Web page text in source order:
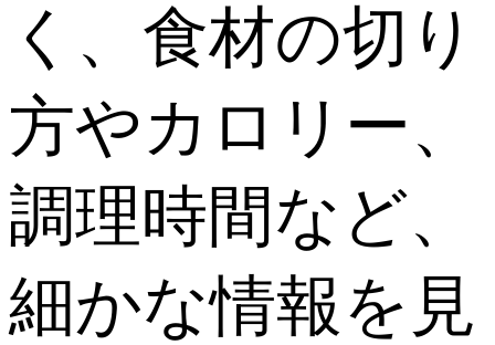
く、食材の切り
方やカロリー、
調理時間など、
細かな情報を見